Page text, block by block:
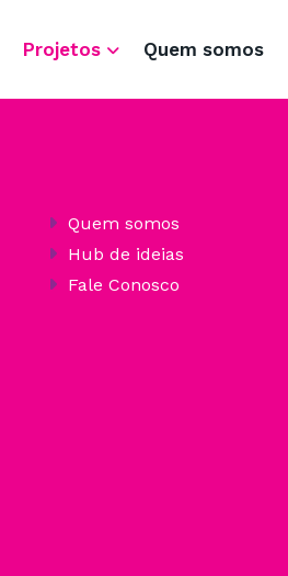
Projetos Quem somos
Quem somos
Hub de ideias
Fale Conosco